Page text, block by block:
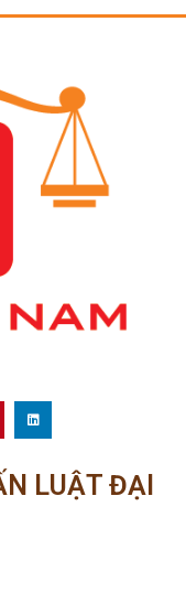
LUẬT ĐẠI